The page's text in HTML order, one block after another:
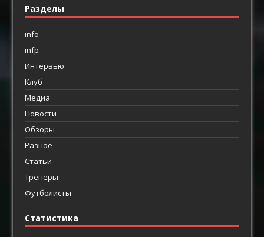
Разделы
info
infp
Интервью
Клуб
Медиа
Новости
Обзоры
Разное
Статьи
Тренеры
Футболисты
Статистика